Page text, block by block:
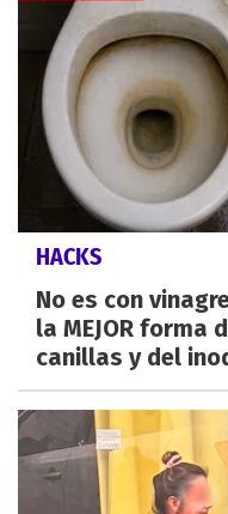
HACKS
No es con
la MEJOR forma
canillas y del